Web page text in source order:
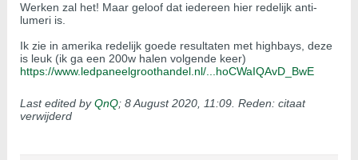
Werken zal het! Maar geloof dat iedereen hier redelijk anti-
lumeri is.
Ik zie in amerika redelijk goede resultaten met highbays, deze
is leuk (ik ga een 200w halen volgende keer)
https://www.ledpaneelgroothandel.nl/...hoCWaIQAvD_BwE
Last edited byQnQ; 8 August 2020, 11:09 Reden: citaat
verwijderd